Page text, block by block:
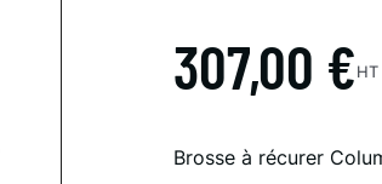
307,00 €HT
Brosse à récurer